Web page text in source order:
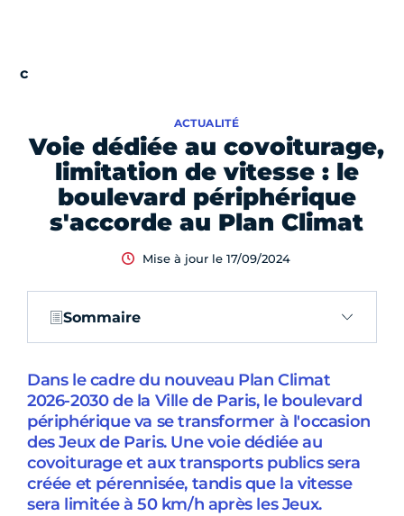
Voie dédiée au covoiturage,
limitation de vitesse : le
boulevard périphérique
s'accorde au Plan Climat
ACTUALITÉ
Mise à jour le 17/09/2024
Sommaire
Dans le cadre du nouveau Plan Climat
2026-2030 de la Ville de Paris, le boulevard
périphérique va se transformer à l'occasion
des Jeux de Paris. Une voie dédiée au
covoiturage et aux transports publics sera
créée et pérennisée, tandis que la vitesse
sera limitée à 50 km/h après les Jeux.